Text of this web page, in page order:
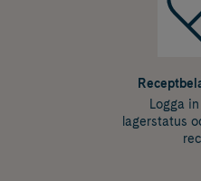
Logga
lagerstatus